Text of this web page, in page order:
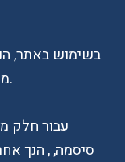
בשימוש באתר,
מודע לציות לחוקי המדינה בה אתה פועל.
עבור חלק
סיסמה, , הנך